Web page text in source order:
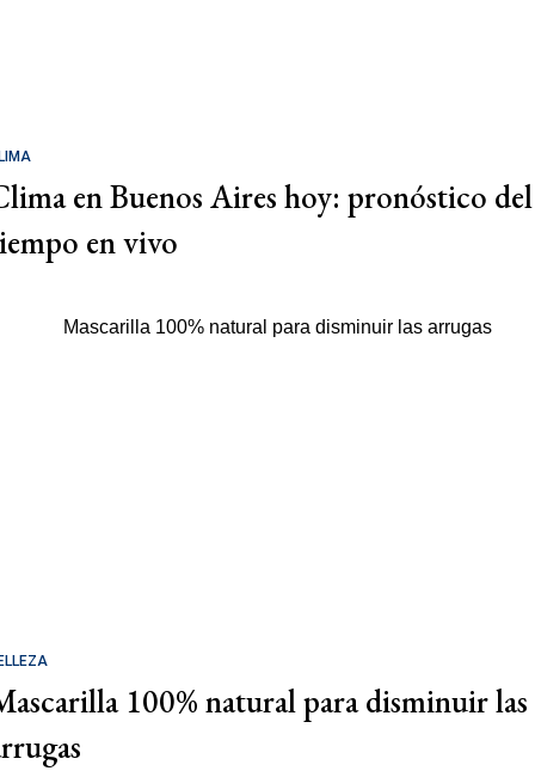
en Buenos Aires hoy: pronóstico del
en vivo
100% natural para disminuir las